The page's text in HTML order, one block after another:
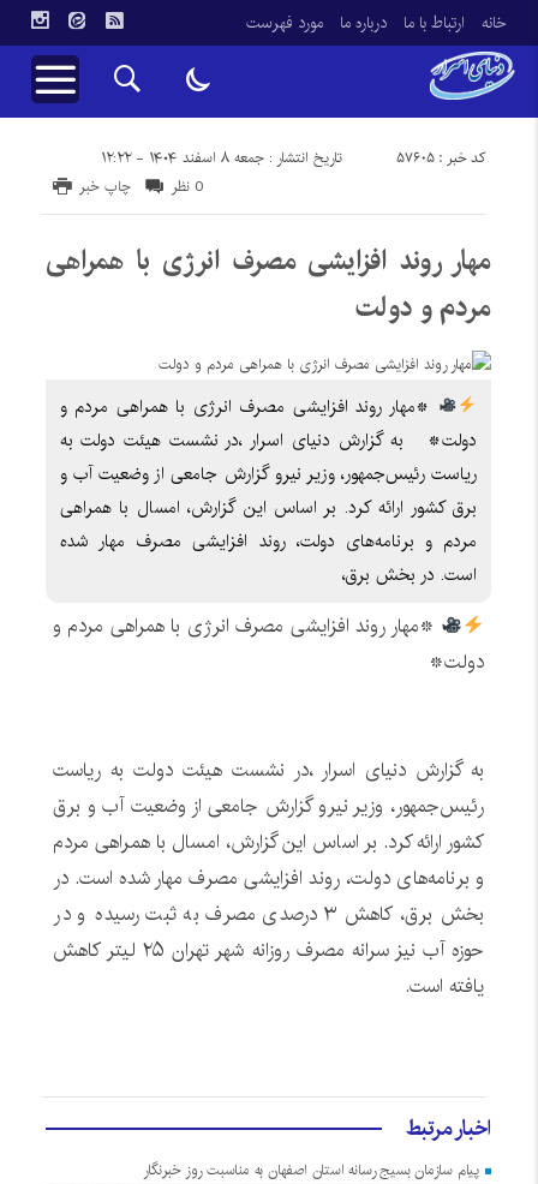
خانه ارتباط با ما درباره ما مورد فهرست
تاریخ انتشار : جمعه ۸ اسفند ۱۴۰۴ - ۱۲:۲۲ کد خبر : 57605
چاپ خبر 0 نظر
مهار روند افزایشی مصرف انرژی با همراهی
مردم و دولت
*مهار روند افزایشی مصرف انرژی با همراهی مردم و
دولت* به گزارش دنیای اسرار ،در نشست هیئت دولت به
ریاست رئیس‌جمهور، وزیر نیرو گزارش جامعی از وضعیت آب و
برق کشور ارائه کرد. بر اساس این گزارش، امسال با همراهی
مردم و برنامه‌های دولت، روند افزایشی مصرف مهار شده
است. در بخش برق،
*مهار روند افزایشی مصرف انرژی با همراهی مردم و
دولت*
به گزارش دنیای اسرار ،در نشست هیئت دولت به ریاست
رئیس‌جمهور، وزیر نیرو گزارش جامعی از وضعیت آب و برق
کشور ارائه کرد. بر اساس این گزارش، امسال با همراهی مردم
و برنامه‌های دولت، روند افزایشی مصرف مهار شده است. در
بخش برق، کاهش ۳ درصدی مصرف به ثبت رسیده و در
حوزه آب نیز سرانه مصرف روزانه شهر تهران ۲۵ لیتر کاهش
یافته است.
اخبار مرتبط
پیام سازمان بسیج رسانه استان اصفهان به مناسبت روز خبرنگار